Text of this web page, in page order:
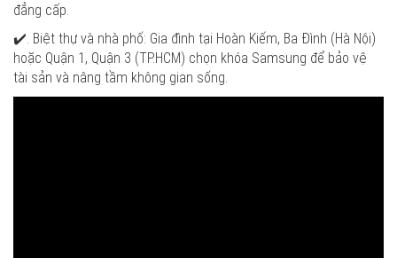
đẳng cấp.
✔️. Biệt thự và nhà phố: Gia đình tại Hoàn Kiếm, Ba Đình (Hà Nội)
hoặc Quận 1, Quận 3 (TP.HCM) chọn khóa Samsung để bảo vệ
tài sản và nâng tầm không gian sống.